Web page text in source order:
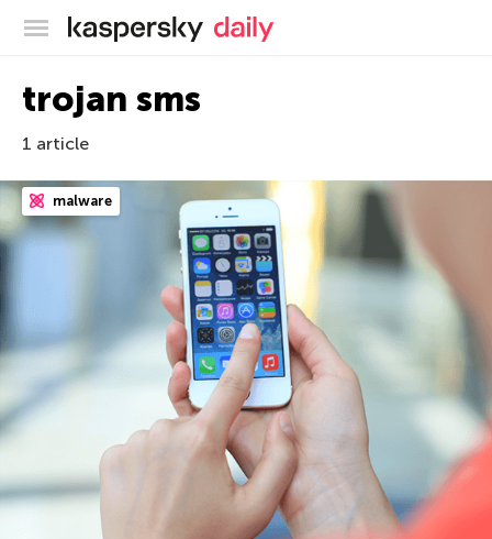
Blog officiel de Kaspersky
trojan sms
1 article
malware